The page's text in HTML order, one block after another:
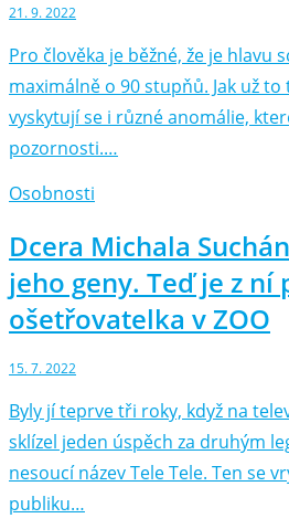
21. 9. 2022
Pro člověka je běžné, že je hlavu
maximálně o 90 stupňů. Jak už to
vyskytují se i různé anomálie,
pozornosti.…
Osobnosti
Dcera Michala
jeho geny. Teď je z ní
ošetřovatelka v ZOO
15. 7. 2022
Byly jí teprve tři roky, když na
sklízel jeden úspěch za druhým
nesoucí název Tele Tele. Ten se
publiku…